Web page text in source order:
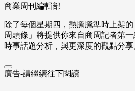
商業周刊編輯部
除了每個星期四，熱騰騰準時上架
周頭條」將提供你來自商周記者第一
時事話題分析，與更深度的觀點分享
廣告-請繼續往下閱讀